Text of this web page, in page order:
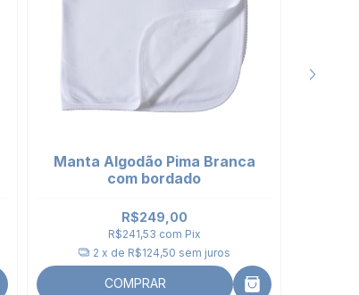
Manta Algodão Pima Branca
com bordado
R$249,00
R$241,53 com Pix
2 x de R$124,50 sem juros
COMPRAR